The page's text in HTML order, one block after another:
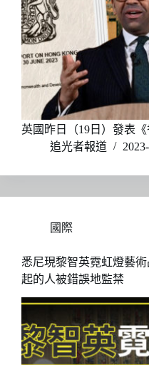
英國昨日（19日）發表
追光者報道
國際
悉尼現黎智英霓虹燈藝
起的人被錯誤地監禁